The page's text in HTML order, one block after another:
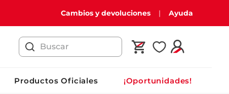
Cambios y devoluciones Ayuda
Buscar
Productos Oficiales ¡Oportunidades!